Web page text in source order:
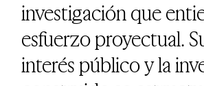
investigación que
esfuerzo proyectual.
interés público y la